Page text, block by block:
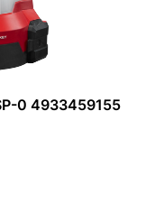
0 4933459155